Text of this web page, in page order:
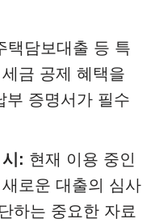
택담보대출 등 특
금 공제 혜택을
부 증명서가 필수
: 현재 이용 중인
로운 대출의 심사
하는 중요한 자료